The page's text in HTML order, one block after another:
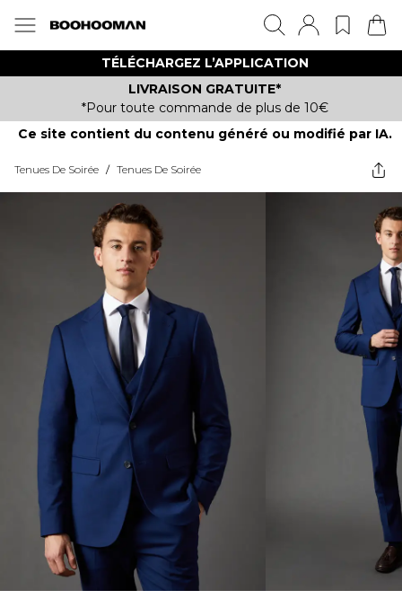
TÉLÉCHARGEZ L’APPLICATION
LIVRAISON GRATUITE*
*Pour toute commande de plus de 10€
Ce site contient du contenu généré ou modifié par IA.
Tenues De Soirée / Tenues De Soirée